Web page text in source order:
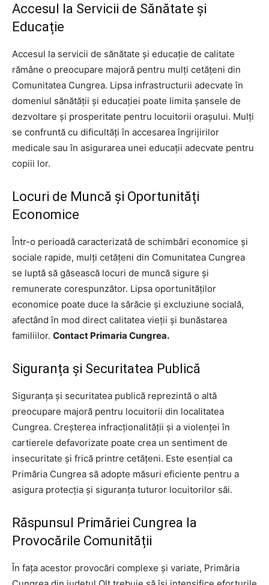
Accesul la Servicii de Sănătate și
Educație
Accesul la servicii de sănătate și educație de calitate
rămâne o preocupare majoră pentru mulți cetățeni din
Comunitatea Cungrea. Lipsa infrastructurii adecvate în
domeniul sănătății și educației poate limita șansele de
dezvoltare și prosperitate pentru locuitorii orașului. Mulți
se confruntă cu dificultăți în accesarea îngrijirilor
medicale sau în asigurarea unei educații adecvate pentru
copiii lor.
Locuri de Muncă și Oportunități
Economice
Într-o perioadă caracterizată de schimbări economice și
sociale rapide, mulți cetățeni din Comunitatea Cungrea
se luptă să găsească locuri de muncă sigure și
remunerate corespunzător. Lipsa oportunităților
economice poate duce la sărăcie și excluziune socială,
afectând în mod direct calitatea vieții și bunăstarea
familiilor. Contact Primaria Cungrea.
Siguranța și Securitatea Publică
Siguranța și securitatea publică reprezintă o altă
preocupare majoră pentru locuitorii din localitatea
Cungrea. Creșterea infracționalității și a violenței în
cartierele defavorizate poate crea un sentiment de
insecuritate și frică printre cetățeni. Este esențial ca
Primăria Cungrea să adopte măsuri eficiente pentru a
asigura protecția și siguranța tuturor locuitorilor săi.
Răspunsul Primăriei Cungrea la
Provocările Comunității
În fața acestor provocări complexe și variate, Primăria